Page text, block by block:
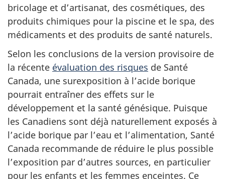
bricolage et d’artisanat, des cosmétiques, des
produits chimiques pour la piscine et le spa, des
médicaments et des produits de santé naturels.
Selon les conclusions de la version provisoire de
la récente évaluation des risques de Santé
Canada, une surexposition à l’acide borique
pourrait entraîner des effets sur le
développement et la santé génésique. Puisque
les Canadiens sont déjà naturellement exposés à
l’acide borique par l’eau et l’alimentation, Santé
Canada recommande de réduire le plus possible
l’exposition par d’autres sources, en particulier
pour les enfants et les femmes enceintes. Ce